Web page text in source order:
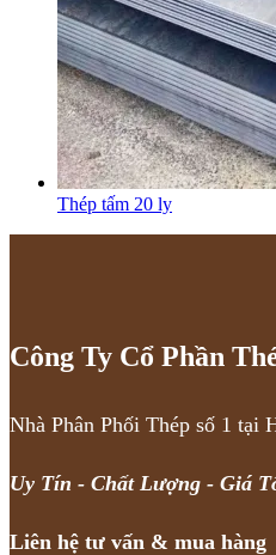
Thép tấm 20 ly
Công Ty Cổ Phần
Nhà Phân Phối Thép số 1 tại
Uy Tín - Chất Lượng - Giá
Liên hệ tư vấn & mua hàng